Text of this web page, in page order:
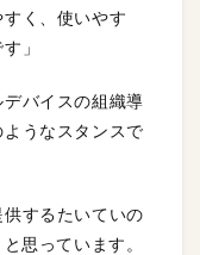
く、使いやす
」
バイスの組織導
うなスタンスで
供するたいていの
思っています。